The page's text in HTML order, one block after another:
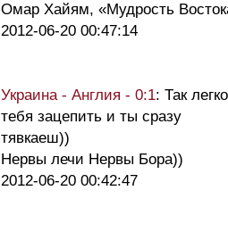
Омар Хайям, «Мудрость
2012-06-20 00:47:14
Украина - Англия - 0:1: Так легко
тебя зацепить и ты сразу
тявкаеш))
Нервы лечи Нервы Бора))
2012-06-20 00:42:47